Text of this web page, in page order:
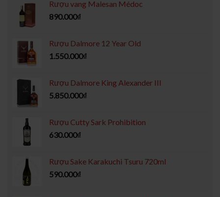
Rượu vang Malesan Médoc
890.000₫
Rượu Dalmore 12 Year Old
1.550.000₫
Rượu Dalmore King Alexander III
5.850.000₫
Rượu Cutty Sark Prohibition
630.000₫
Rượu Sake Karakuchi Tsuru 720ml
590.000₫